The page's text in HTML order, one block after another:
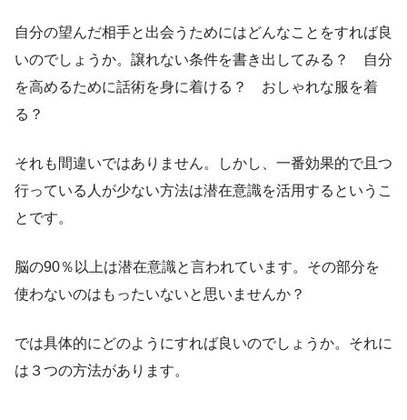
自分の望んだ相手と出会うためにはどんなことをすれば良
いのでしょうか。譲れない条件を書き出してみる？ 自分
を高めるために話術を身に着ける？ おしゃれな服を着
る？
それも間違いではありません。しかし、一番効果的で且つ
行っている人が少ない方法は潜在意識を活用するというこ
とです。
脳の90％以上は潜在意識と言われています。その部分を
使わないのはもったいないと思いませんか？
では具体的にどのようにすれば良いのでしょうか。それに
は３つの方法があります。